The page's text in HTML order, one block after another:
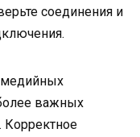
соединения и
важных
Корректное